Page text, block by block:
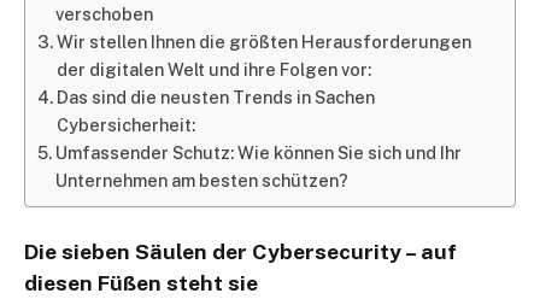
verschoben
Wir stellen Ihnen die größten Herausforderungen
der digitalen Welt und ihre Folgen vor:
Das sind die neusten Trends in Sachen
Cybersicherheit:
Umfassender Schutz: Wie können Sie sich und Ihr
Unternehmen am besten schützen?
Die sieben Säulen der Cybersecurity – auf
diesen Füßen steht sie